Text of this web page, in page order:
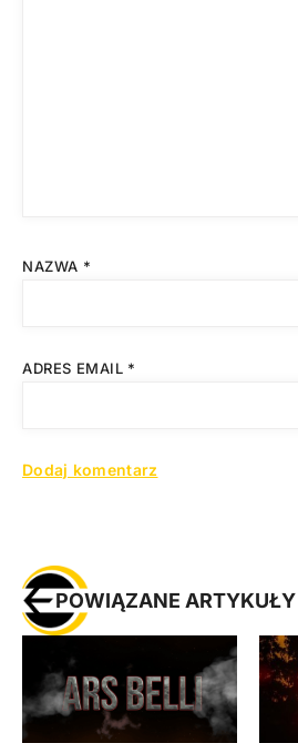
NAZWA *
ADRES EMAIL *
POWIĄZANE ARTYKUŁY